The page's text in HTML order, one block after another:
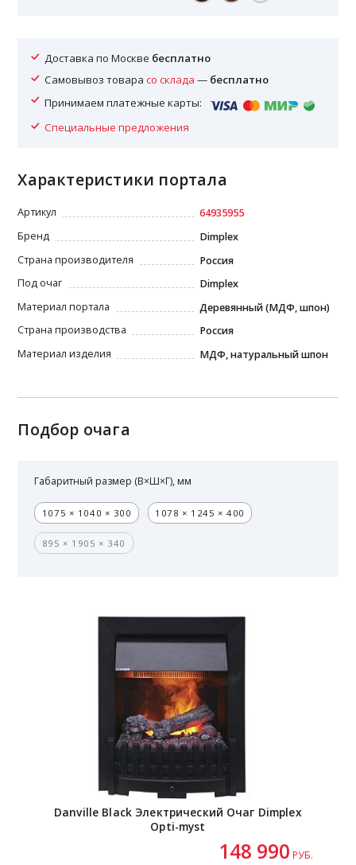
Доставка по Москве бесплатно
Самовывоз товарасо склада — бесплатно
Принимаем платежные карты:
Специальные предложения
Характеристики портала
Артикул
64935955
Бренд
Dimplex
Страна производителя
Россия
Под очаг
Dimplex
Материал портала
Деревянный (МДФ, шпон)
Страна производства
Россия
Материал изделия
МДФ, натуральный шпон
Подбор очага
Габаритный размер (В×Ш×Г), мм
1075 × 1040 × 300 1078 × 1245 × 400
895 × 1905 × 340
Danville Black Электрический Очаг Dimplex
Opti-myst
148 990 РУБ.